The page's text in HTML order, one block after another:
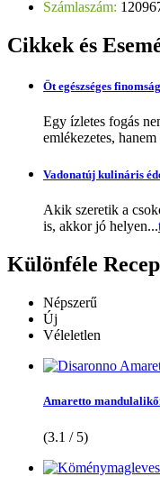
Számlaszám:
Cikkek és
Öt egészséges
Egy ízletes fogás
emlékezetes,
Vadonatúj kulináris
Akik szeretik a
is, akkor jó helyen...
Különféle
Népszerű
Új
Véleletlen
Amaretto
(3.1 / 5)